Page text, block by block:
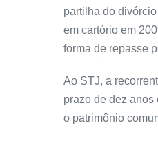
partilha do
em cartório em
forma de repasse
Ao STJ, a
prazo de dez
o patrimônio